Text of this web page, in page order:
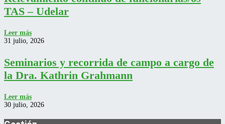
TAS – Udelar
Leer más
31 julio, 2026
Seminarios y recorrida de campo a cargo de
la Dra. Kathrin Grahmann
Leer más
30 julio, 2026